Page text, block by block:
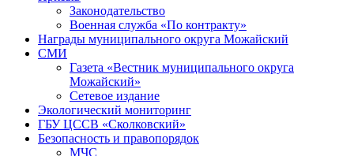
Законодательство
Военная служба «По контракту»
Награды муниципального округа Можайский
СМИ
Газета «Вестник муниципального округа
Можайский»
Сетевое издание
Экологический мониторинг
ГБУ ЦССВ «Сколковский»
Безопасность и правопорядок
МЧС